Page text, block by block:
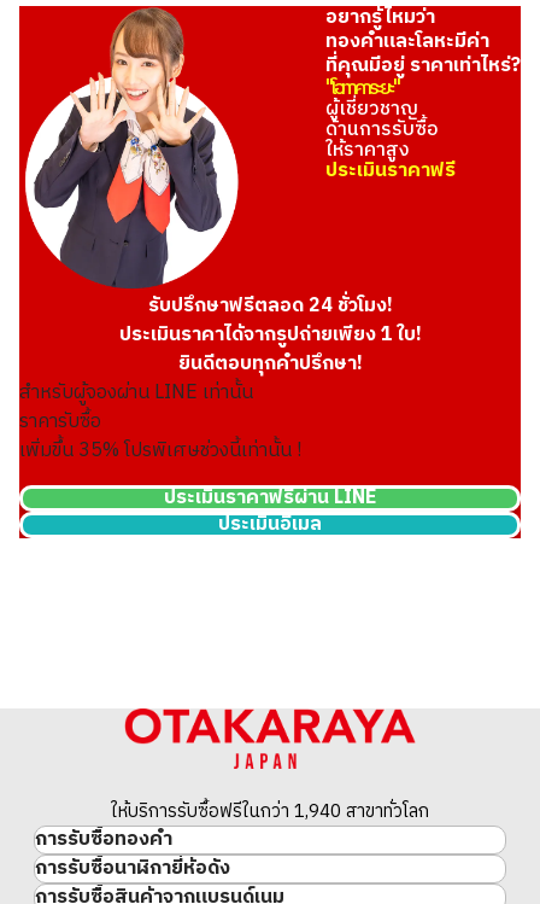
THB 836,060.44
อยากรู้ไหมว่า
ทองคำและโลหะมีค่า
ที่คุณมีอยู่ ราคาเท่าไหร่?
"โอทาคาระยะ"
ผู้เชี่ยวชาญ
ด้านการรับซื้อ
ให้ราคาสูง
ประเมินราคาฟรี
รับปรึกษาฟรีตลอด 24 ชั่วโมง!
ประเมินราคาได้จากรูปถ่ายเพียง 1 ใบ!
ยินดีตอบทุกคำปรึกษา!
สำหรับผู้จองผ่าน LINE เท่านั้น
ราคารับซื้อ
เพิ่มขึ้น35% โปรพิเศษช่วงนี้เท่านั้น !
ประเมินราคาฟรีผ่าน LINE
ประเมินอีเมล
ให้บริการรับซื้อฟรีในกว่า 1,940 สาขาทั่วโลก
การรับซื้อทองคำ
ทองคำ
การรับซื้อนาฬิกายี่ห้อดัง
นาฬิกาแบรนด์เนม
การรับซื้อสินค้าจากแบรนด์เนม